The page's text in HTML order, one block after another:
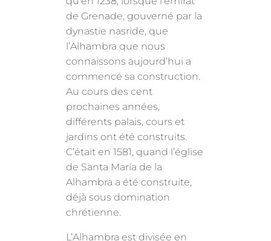
de Grenade, gouverné par la
dynastie nasride, que
l’Alhambra que nous
connaissons aujourd’hui a
commencé sa construction.
Au cours des cent
prochaines années,
différents palais, cours et
jardins ont été construits.
C’était en 1581, quand l’église
de Santa María de la
Alhambra a été construite,
déjà sous domination
chrétienne.
L’Alhambra est divisée en